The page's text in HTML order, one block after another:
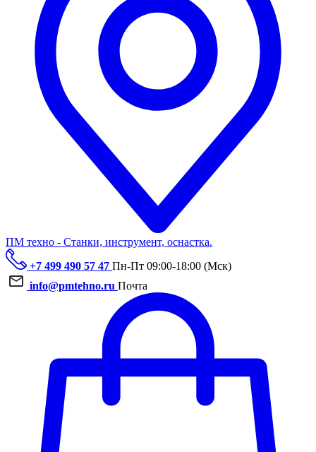
ПМ техно - Станки, инструмент, оснастка.
+7 499 490 57 47 Пн-Пт 09:00-18:00 (Мск)
info@pmtehno.ru Почта